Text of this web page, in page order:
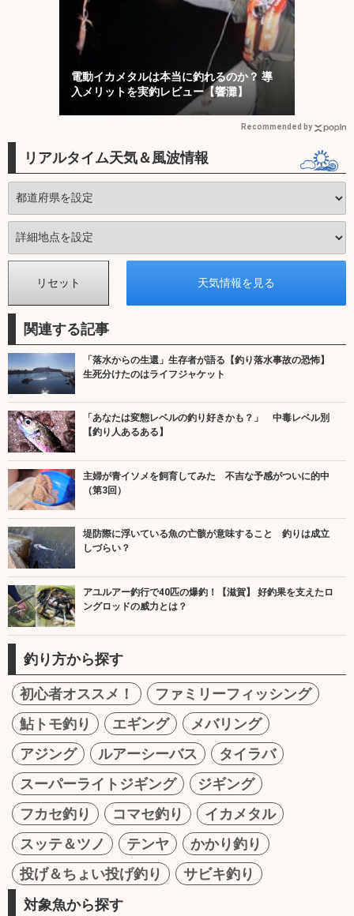
電動イカメタルは本当に釣れるのか？ 導
入メリットを実釣レビュー【響灘】
Recommended by
リアルタイム天気＆風波情報
関連する記事
「落水からの生還」生存者が語る【釣り落水事故の恐怖】
生死分けたのはライフジャケット
「あなたは変態レベルの釣り好きかも？」 中毒レベル別
【釣り人あるある】
主婦が青イソメを飼育してみた 不吉な予感がついに的中
（第3回）
堤防際に浮いている魚の亡骸が意味すること 釣りは成立
しづらい？
アユルアー釣行で40匹の爆釣！【滋賀】 好釣果を支えたロ
ングロッドの威力とは？
釣り方から探す
初心者オススメ！
ファミリーフィッシング
鮎トモ釣り
エギング
メバリング
アジング
ルアーシーバス
タイラバ
スーパーライトジギング
ジギング
フカセ釣り
コマセ釣り
イカメタル
スッテ＆ツノ
テンヤ
かかり釣り
投げ＆ちょい投げ釣り
サビキ釣り
対象魚から探す